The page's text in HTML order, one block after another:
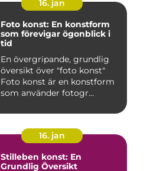
16. jan
Foto konst: En konstform
som förevigar ögonblick i
tid
En övergripande, grundlig
översikt över "foto konst"
Foto konst är en konstform
som använder fotogr...
16. jan
Stilleben konst: En
Grundlig Översikt